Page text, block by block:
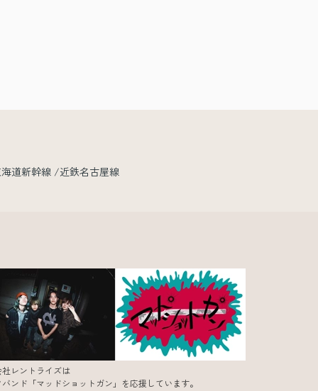
道新幹線
近鉄名古屋線
レントライズは
バンド「マッドショットガン」を応援しています。